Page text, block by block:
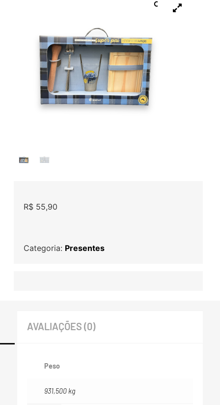
R$55,90
Categoria: Presentes
AVALIAÇÕES (0)
Peso
931,500 kg